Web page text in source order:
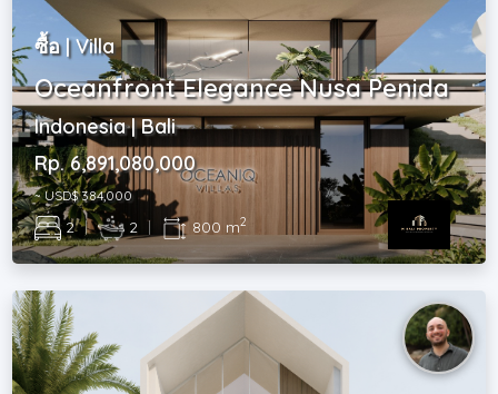
ซื้อ | Villa
Oceanfront Elegance Nusa Penida
Indonesia | Bali
Rp. 6,891,080,000
~ USD$ 384,000
2 | 2 | 800 m2